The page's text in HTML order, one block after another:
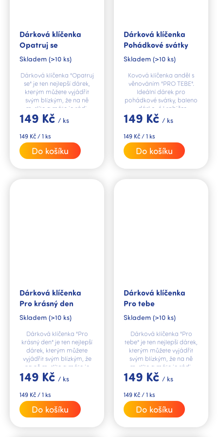
Dárková klíčenka
Opatruj se
Skladem (>10 ks)
149 Kč / ks
Měrná
cena:
149 Kč / 1 ks
Do košíku
Dárková klíčenka "Opatruj
se" je ten nejlepší dárek,
kterým můžete vyjádřit
svým blízkým, že na ně
myslíte a máte je rádi.
Dárková klíčenka
Pohádkové svátky
Skladem (>10 ks)
149 Kč / ks
Měrná
cena:
149 Kč / 1 ks
Do košíku
Kovová klíčenka anděl s
věnováním "PRO TEBE".
Ideální dárek pro
pohádkové svátky, baleno
v dárkové krabičce.
Dárková klíčenka
Pro krásný den
Skladem (>10 ks)
149 Kč / ks
Měrná
cena:
149 Kč / 1 ks
Do košíku
Dárková klíčenka "Pro
krásný den" je ten nejlepší
dárek, kterým můžete
vyjádřit svým blízkým, že
na ně myslíte a máte je
rádi.
Dárková klíčenka
Pro tebe
Skladem (>10 ks)
149 Kč / ks
Měrná
cena:
149 Kč / 1 ks
Do košíku
Dárková klíčenka "Pro
tebe" je ten nejlepší dárek,
kterým můžete vyjádřit
svým blízkým, že na ně
myslíte a máte je rádi.